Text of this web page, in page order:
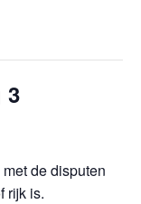
3
de disputen
rijk is.